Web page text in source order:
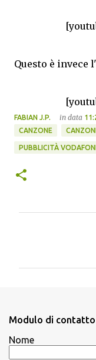
Questo è invece
FABIAN J.P. in data
CANZONE
PUBBLICITÀ
i
Modulo di contatto
Nome